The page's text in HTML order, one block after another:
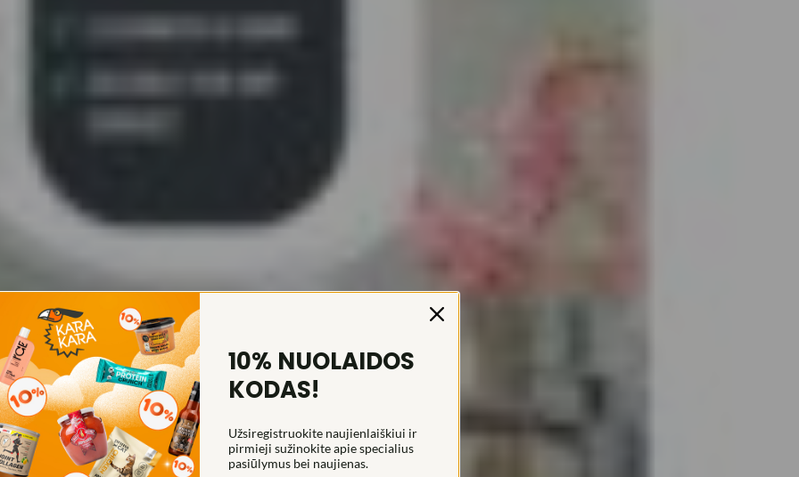
10% NUOLAIDOS
KODAS!
Užsiregistruokite naujienlaiškiui ir
pirmieji sužinokite apie specialius
pasiūlymus bei naujienas.